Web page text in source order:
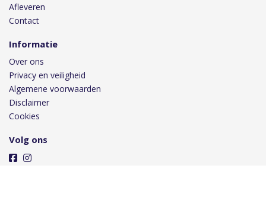
Afleveren
Contact
Informatie
Over ons
Privacy en veiligheid
Algemene voorwaarden
Disclaimer
Cookies
Volg ons